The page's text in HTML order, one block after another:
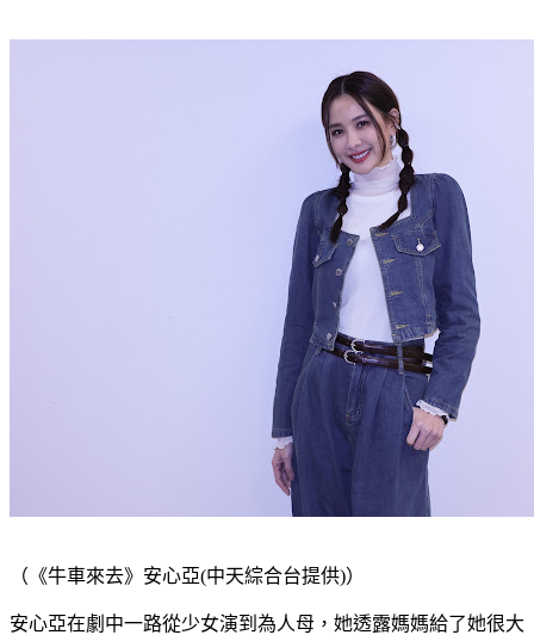
（《牛車來去》安心亞(中天綜合台提供)）
安心亞在劇中一路從少女演到為人母，她透露媽媽給了她很大